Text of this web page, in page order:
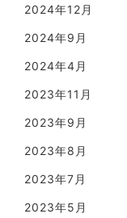
2024年12月
2024年9月
2024年4月
2023年11月
2023年9月
2023年8月
2023年7月
2023年5月